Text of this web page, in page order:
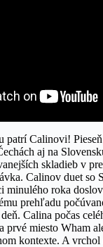
patrí Calinovi!
aj na
skladieb v
Calinov duet so
minulého roka
prehľadu
Calina počas
prvé miesto Wham
kontexte. A vrchol